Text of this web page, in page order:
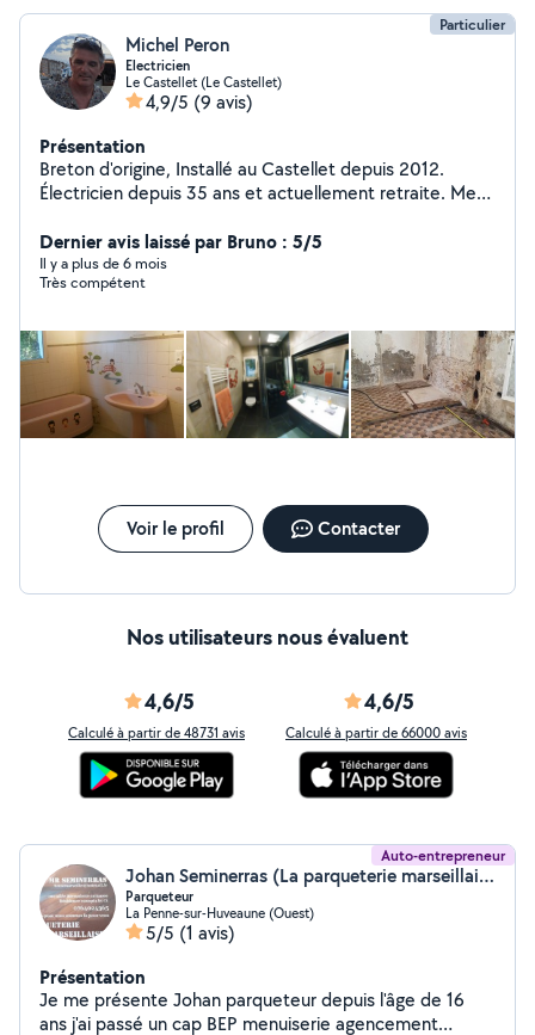
Particulier
Michel Peron
Electricien
Le Castellet (Le Castellet)
4,9/5 (9 avis)
Présentation
Breton d'origine, Installé au Castellet depuis 2012.
Électricien depuis 35 ans et actuellement retraite. Mes
électricité, menuiserie, jardin, piscine, mur de
restanque, terrasse, soudure acier, ...
Dernier avis laissé par Bruno : 5/5
Il y a plus de 6 mois
Très compétent
Voir le profil Contacter
Nos utilisateurs nous évaluent
4,6/5
Calculé à partir de 48731 avis
4,6/5
Calculé à partir de 66000 avis
Auto-entrepreneur
Johan Seminerras (La parqueterie marseillaise)
Parqueteur
La Penne-sur-Huveaune (Ouest)
5/5 (1 avis)
Présentation
Je me présente Johan parqueteur depuis l'âge de 16
ans j'ai passé un cap BEP menuiserie agencement